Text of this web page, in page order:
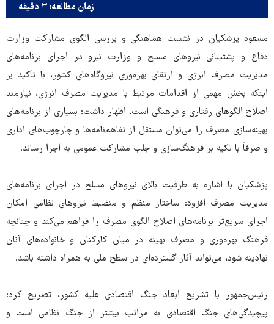
زمان مطالعه: ۳ دقیقه
مسعود پزشکیان در نشست هماهنگی و بررسی الگوی مشارکت وزارت
دفاع و پشتیبانی نیروهای مسلح و وزارت نیرو در اجرای برنامه‌های
مدیریت مصرف انرژی و ارتقای بهره‌وری نیروگاه‌های کشور، با تأکید بر
اینکه بخش مهمی از اقدامات مرتبط با مدیریت مصرف انرژی، نیازمند
اصلاح الگوهای رفتاری و فرهنگی است، اظهار داشت: بسیاری از برنامه‌های
بهینه‌سازی مصرف را می‌توان مستقل از تفاهم‌نامه‌ها و چارچوب‌های اداری
و صرفاً با تکیه بر فرهنگ‌سازی و جلب مشارکت عمومی به اجرا رساند.
پزشکیان با اشاره به ظرفیت بالای نیروهای مسلح در اجرای برنامه‌های
مدیریت مصرف افزود: ساختار منظم و منضبط نیروهای نظامی امکان
اجرای سریع‌تر برنامه‌های اصلاح الگوی مصرف را فراهم می‌کند و چنانچه
فرهنگ بهره‌وری و مصرف بهینه در میان کارکنان و خانواده‌های آنان
نهادینه شود، می‌تواند آثار گسترده‌ای در سطح ملی به همراه داشته باشد.
رئیس‌جمهور با تشریح ابعاد جنگ اقتصادی علیه کشور، تصریح کرد:
پیچیدگی‌های جنگ اقتصادی به مراتب بیشتر از جنگ نظامی است و